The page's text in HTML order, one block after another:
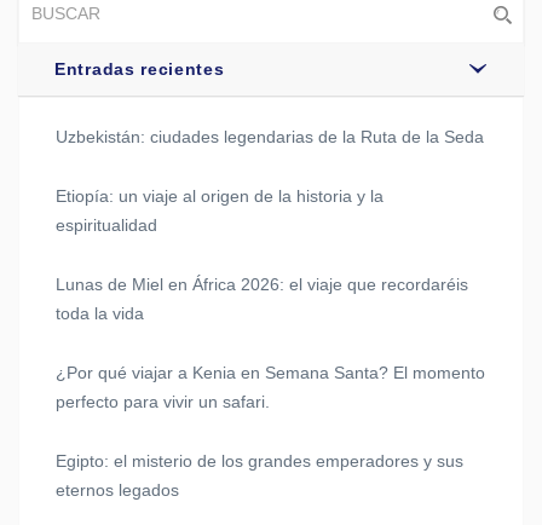
Entradas recientes
Uzbekistán: ciudades legendarias de la Ruta de la Seda
Etiopía: un viaje al origen de la historia y la
espiritualidad
Lunas de Miel en África 2026: el viaje que recordaréis
toda la vida
¿Por qué viajar a Kenia en Semana Santa? El momento
perfecto para vivir un safari.
Egipto: el misterio de los grandes emperadores y sus
eternos legados